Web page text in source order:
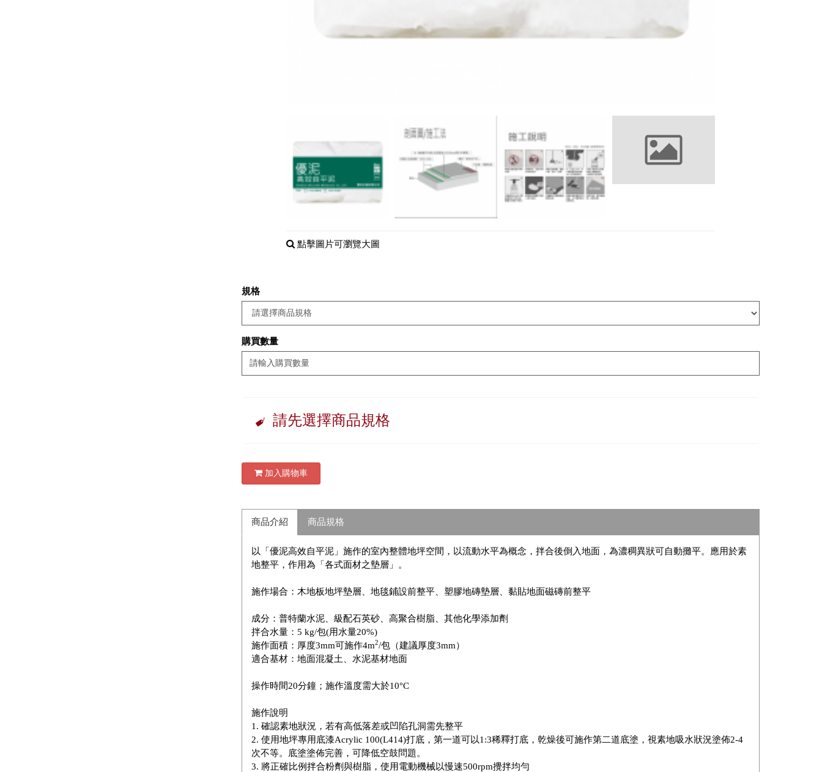
點擊圖片可瀏覽大圖
規格
購買數量
請先選擇商品規格
加入購物車
商品介紹 商品規格
以「優泥高效自平泥」施作的室內整體地坪空間，以流動水平為概念，拌合後倒入地面，為濃稠異狀可自動攤平。應用於素
地整平，作用為「各式面材之墊層」。
施作場合：木地板地坪墊層、地毯鋪設前整平、塑膠地磚墊層、黏貼地面磁磚前整平
成分：普特蘭水泥、級配石英砂、高聚合樹脂、其他化學添加劑
拌合水量：5 kg/包(用水量20%)
施作面積：厚度3mm可施作4m2/包（建議厚度3mm）
適合基材：地面混凝土、水泥基材地面
操作時間20分鐘；施作溫度需大於10°C
施作說明
1. 確認素地狀況，若有高低落差或凹陷孔洞需先整平
2. 使用地坪專用底漆Acrylic 100(L414)打底，第一道可以1:3稀釋打底，乾燥後可施作第二道底塗，視素地吸水狀況塗佈2-4
次不等。底塗塗佈完善，可降低空鼓問題。
3. 將正確比例拌合粉劑與樹脂，使用電動機械以慢速500rpm攪拌均勻